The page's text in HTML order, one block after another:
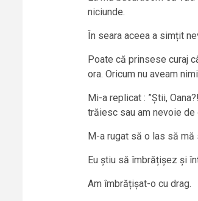
niciunde.
În seara aceea a simțit
Poate că prinsese curaj
ora. Oricum nu aveam
Mi-a replicat : ”Știi,
trăiesc sau am nevoie de
M-a rugat să o las să
Eu știu să îmbrățișez și
Am îmbrățișat-o cu drag.